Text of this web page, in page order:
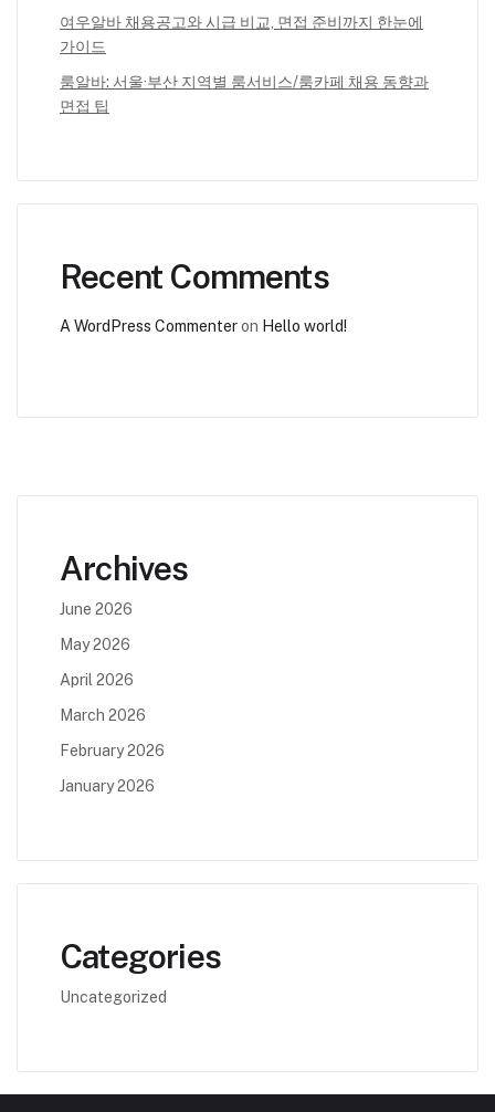
여우알바 채용공고와 시급 비교, 면접 준비까지 한눈에
가이드
룸알바: 서울·부산 지역별 룸서비스/룸카페 채용 동향과
면접 팁
Recent Comments
A WordPress Commenteron Hello world!
Archives
June 2026
May 2026
April 2026
March 2026
February 2026
January 2026
Categories
Uncategorized